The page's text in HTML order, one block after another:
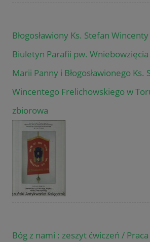
Błogosławiony Ks. Stefan
Biuletyn Parafii pw.
Marii Panny i Błogosławionego Ks.
Wincentego Frelichowskiego w
zbiorowa
Bóg z nami : zeszyt ćwiczeń /